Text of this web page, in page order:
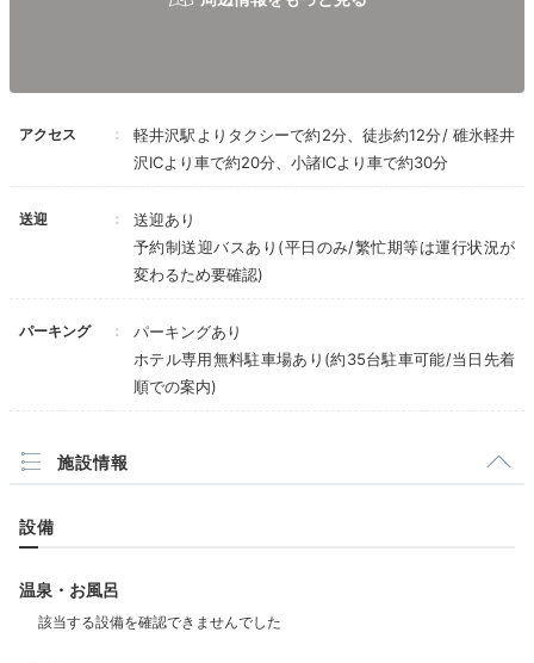
約750mのメインストリートに複数の店舗が並ぶ「旧軽
井沢銀座」は、滞在中に立ち寄りたいスポット。洋館の
建物や老舗ベーカリー、カフェ、ジャム屋、さらにショ
見どころ満載です。
「旧軽井沢銀座」巡りをする方は、徒歩圏内ですぐホテルに戻れる
アクセス
軽井沢駅よりタクシーで約2分、徒歩約12分/ 碓氷軽井
沢ICより車で約20分、小諸ICより車で約30分
送迎
送迎あり
予約制送迎バスあり(平日のみ/繁忙期等は運行状況が
変わるため要確認)
パーキング
パーキングあり
ホテル専用無料駐車場あり(約35台駐車可能/当日先着
順での案内)
施設情報
設備
温泉・お風呂